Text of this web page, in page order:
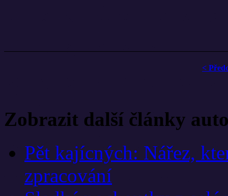
<
Zobrazit další články
Pět kajícných: Nářez,
zpracování